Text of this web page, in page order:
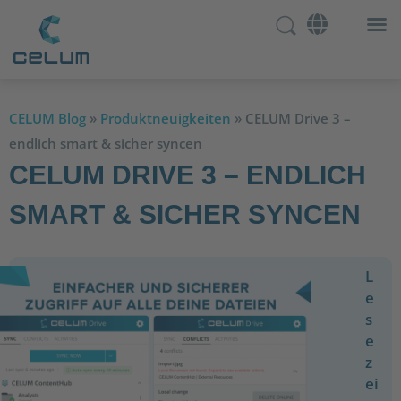
CELUM Blog » Produktneuigkeiten » CELUM Drive 3 –
endlich smart & sicher syncen
CELUM DRIVE 3 – ENDLICH
SMART & SICHER SYNCEN
L
e
s
e
z
ei